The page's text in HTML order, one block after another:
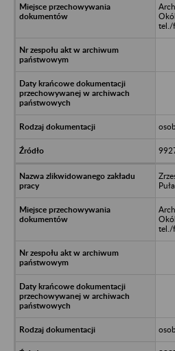
tel./
tel./